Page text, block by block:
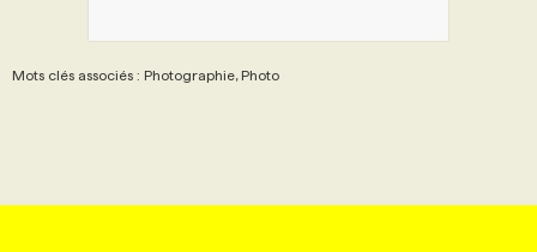
Mots clés associés : Photographie, Photo